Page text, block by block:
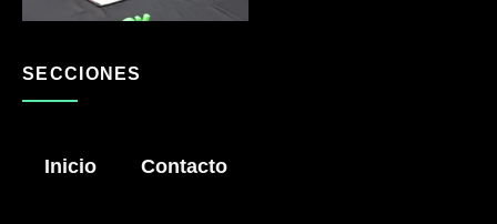
SECCIONES
Inicio Contacto